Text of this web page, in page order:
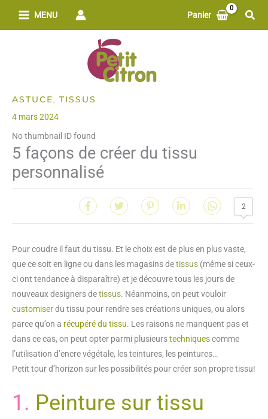
MENU Panier
ASTUCE, TISSUS
4 mars 2024
No thumbnail ID found
5 façons de créer du tissu
personnalisé
2
Pour coudre il faut du tissu. Et le choix est de plus en plus vaste,
que ce soit en ligne ou dans les magasins detissus (même si ceux-
ci ont tendance à disparaître) et je découvre tous les jours de
nouveaux designers detissus. Néanmoins, on peut vouloir
customiserdu tissu pour rendre ses créations uniques, ou alors
parce qu’on a récupéré du tissu. Les raisons ne manquent pas et
dans ce cas, on peut opter parmi plusieurstechniquescomme
l’utilisation d’encre végétale, les teintures, les peintures…
Petit tour d’horizon sur les possibilités pour créer son propre tissu!
1. Peinture sur tissu